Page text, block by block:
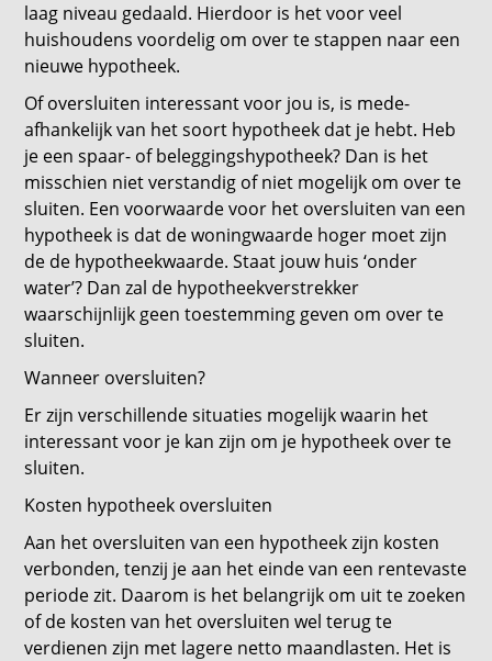
laag niveau gedaald. Hierdoor is het voor veel
huishoudens voordelig om over te stappen naar een
nieuwe hypotheek.
Of oversluiten interessant voor jou is, is mede-
afhankelijk van het soort hypotheek dat je hebt. Heb
je een spaar- of beleggingshypotheek? Dan is het
misschien niet verstandig of niet mogelijk om over te
sluiten. Een voorwaarde voor het oversluiten van een
hypotheek is dat de woningwaarde hoger moet zijn
de de hypotheekwaarde. Staat jouw huis ‘onder
water’? Dan zal de hypotheekverstrekker
waarschijnlijk geen toestemming geven om over te
sluiten.
Wanneer oversluiten?
Er zijn verschillende situaties mogelijk waarin het
interessant voor je kan zijn om je hypotheek over te
sluiten.
Kosten hypotheek oversluiten
Aan het oversluiten van een hypotheek zijn kosten
verbonden, tenzij je aan het einde van een rentevaste
periode zit. Daarom is het belangrijk om uit te zoeken
of de kosten van het oversluiten wel terug te
verdienen zijn met lagere netto maandlasten. Het is